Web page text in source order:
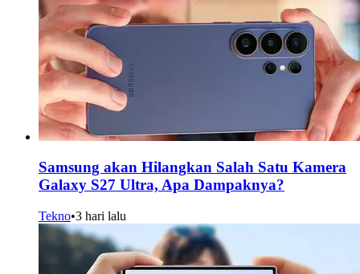
Samsung akan Hilangkan Salah Satu Kamera
Galaxy S27 Ultra, Apa Dampaknya?
Tekno•3 hari lalu